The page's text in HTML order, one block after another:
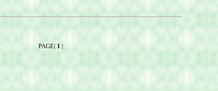
PAGE| 1 |